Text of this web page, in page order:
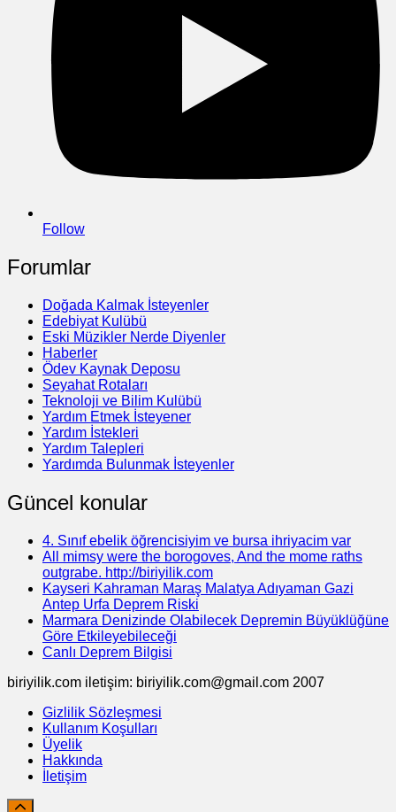
Follow
Forumlar
Doğada Kalmak İsteyenler
Edebiyat Kulübü
Eski Müzikler Nerde Diyenler
Haberler
Ödev Kaynak Deposu
Seyahat Rotaları
Teknoloji ve Bilim Kulübü
Yardım Etmek İsteyener
Yardım İstekleri
Yardım Talepleri
Yardımda Bulunmak İsteyenler
Güncel konular
4. Sınıf ebelik öğrencisiyim ve bursa ihriyacim var
All mimsy were the borogoves, And the mome raths
outgrabe. http://biriyilik.com
Kayseri Kahraman Maraş Malatya Adıyaman Gazi
Antep Urfa Deprem Riski
Marmara Denizinde Olabilecek Depremin Büyüklüğüne
Göre Etkileyebileceği
Canlı Deprem Bilgisi
biriyilik.com iletişim: biriyilik.com@gmail.com 2007
Gizlilik Sözleşmesi
Kullanım Koşulları
Üyelik
Hakkında
İletişim